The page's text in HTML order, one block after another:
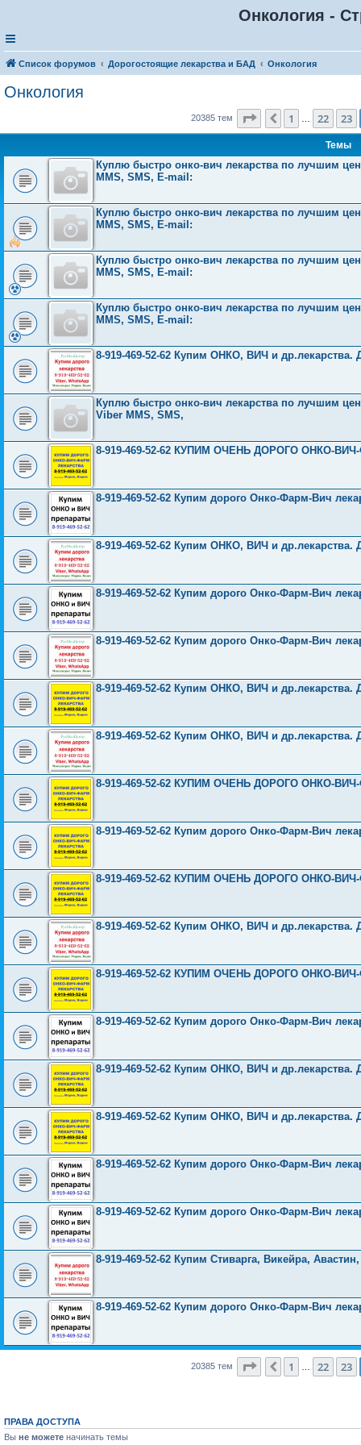
Онкология -
Список форумов Дорогостоящие лекарства и БАД Онкология
Онкология
20385 тем Страница 24из 816
Пред.
1 22 23
Темы
Куплю быстро онко-вич лекарства по лучшим
MMS, SMS, E-mail:
Куплю быстро онко-вич лекарства по лучшим
MMS, SMS, E-mail:
Куплю быстро онко-вич лекарства по лучшим
MMS, SMS, E-mail:
Куплю быстро онко-вич лекарства по лучшим
MMS, SMS, E-mail:
8-919-469-52-62 Купим ОНКО, ВИЧ и др.лекарства.
Куплю быстро онко-вич лекарства по лучшим
Viber MMS, SMS,
8-919-469-52-62 КУПИМ ОЧЕНЬ ДОРОГО ОНКО-
8-919-469-52-62 Купим дорого Онко-Фарм-Вич
8-919-469-52-62 Купим ОНКО, ВИЧ и др.лекарства.
8-919-469-52-62 Купим дорого Онко-Фарм-Вич
8-919-469-52-62 Купим дорого Онко-Фарм-Вич
8-919-469-52-62 Купим ОНКО, ВИЧ и др.лекарства.
8-919-469-52-62 Купим ОНКО, ВИЧ и др.лекарства.
8-919-469-52-62 КУПИМ ОЧЕНЬ ДОРОГО ОНКО-
8-919-469-52-62 Купим дорого Онко-Фарм-Вич
8-919-469-52-62 КУПИМ ОЧЕНЬ ДОРОГО ОНКО-
8-919-469-52-62 Купим ОНКО, ВИЧ и др.лекарства.
8-919-469-52-62 КУПИМ ОЧЕНЬ ДОРОГО ОНКО-
8-919-469-52-62 Купим дорого Онко-Фарм-Вич
8-919-469-52-62 Купим ОНКО, ВИЧ и др.лекарства.
8-919-469-52-62 Купим ОНКО, ВИЧ и др.лекарства.
8-919-469-52-62 Купим дорого Онко-Фарм-Вич
8-919-469-52-62 Купим дорого Онко-Фарм-Вич
8-919-469-52-62 Купим Стиварга, Викейра,
8-919-469-52-62 Купим дорого Онко-Фарм-Вич
20385 тем Страница 24из 816
Пред.
1 22 23
ПРАВА ДОСТУПА
Вы не можете начинать темы